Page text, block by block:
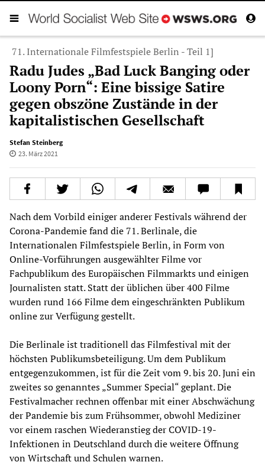
71. Internationale Filmfestspiele Berlin - Teil 1]
Radu Judes „Bad Luck Banging oder
Loony Porn“: Eine bissige Satire
gegen obszöne Zustände in der
kapitalistischen Gesellschaft
Stefan Steinberg
23. März 2021
Nach dem Vorbild einiger anderer Festivals während der
Corona-Pandemie fand die 71. Berlinale, die
Internationalen Filmfestspiele Berlin, in Form von
Online-Vorführungen ausgewählter Filme vor
Fachpublikum des Europäischen Filmmarkts und einigen
Journalisten statt. Statt der üblichen über 400 Filme
wurden rund 166 Filme dem eingeschränkten Publikum
online zur Verfügung gestellt.
Die Berlinale ist traditionell das Filmfestival mit der
höchsten Publikumsbeteiligung. Um dem Publikum
entgegenzukommen, ist für die Zeit vom 9. bis 20. Juni ein
zweites so genanntes „Summer Special“ geplant. Die
Festivalmacher rechnen offenbar mit einer Abschwächung
der Pandemie bis zum Frühsommer, obwohl Mediziner
vor einem raschen Wiederanstieg der COVID-19-
Infektionen in Deutschland durch die weitere Öffnung
von Wirtschaft und Schulen warnen.